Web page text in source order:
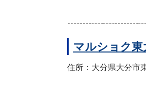
マルショク東
住所：大分県大分市